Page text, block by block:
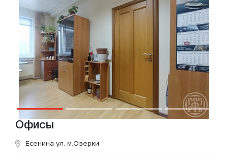
Офисы
Есенина ул. м.Озерки